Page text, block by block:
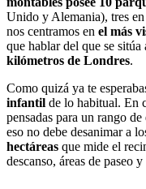
Unido y Alemania), tres
nos centramos en el más
que hablar del que se
kilómetros de Londres.
Como quizá ya te
infantil de lo habitual. En
pensadas para un rango de
eso no debe desanimar a
hectáreas que mide el
descanso, áreas de paseo y